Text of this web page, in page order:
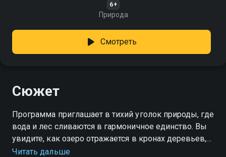
6+
Природа
Смотреть
Сюжет
Программа приглашает в тихий уголок природы, где
вода и лес сливаются в гармоничное единство. Вы
увидите, как озеро отражается в кронах деревьев,
создавая иллюзию бесконечности, и узнаете, какие
Читать дальше